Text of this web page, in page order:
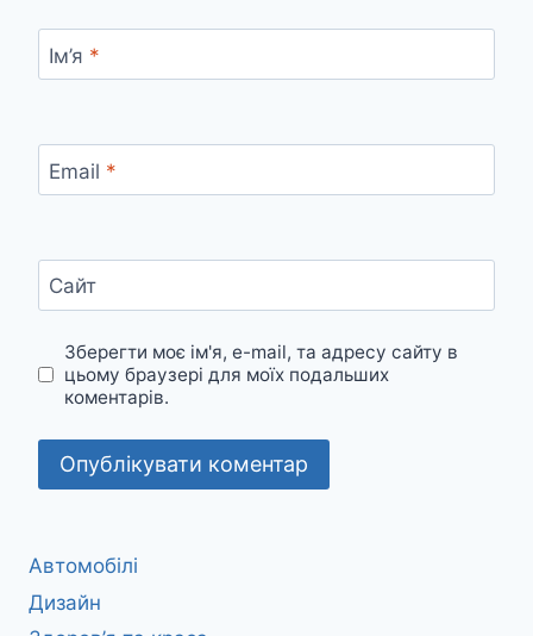
Ім’я *
Email *
Сайт
Зберегти моє ім'я, e-mail, та адресу сайту в
цьому браузері для моїх подальших
коментарів.
Автомобілі
Дизайн